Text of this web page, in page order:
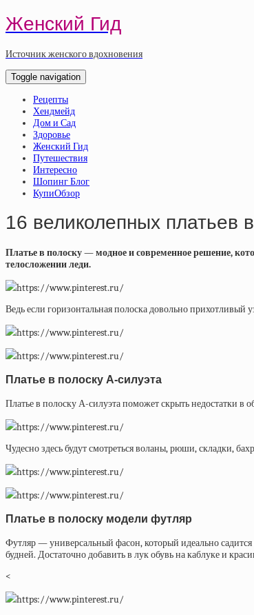
Женский Гид
Источник женского вдохновения
Toggle navigation
Рецепты
Хендмейд
Дом и Сад
Здоровье
Женский Гид
Путешествия
Интересно
Шопинг Блог
КупиОбзор
16 великолепных платьев
Платье в полоску — модное и современное решение,
телосложении леди.
https://www.pinterest.ru/
Ведь если горизонтальная полоска довольно
https://www.pinterest.ru/
https://www.pinterest.ru/
Платье в полоску А-силуэта
Платье в полоску А-силуэта поможет скрыть недостатки
https://www.pinterest.ru/
Чудесно здесь будут смотреться воланы, рюши, складки,
https://www.pinterest.ru/
https://www.pinterest.ru/
Платье в полоску модели футляр
Футляр — универсальный фасон, который идеально
будней. Достаточно добавить в лук обувь на каблуке и
<
https://www.pinterest.ru/